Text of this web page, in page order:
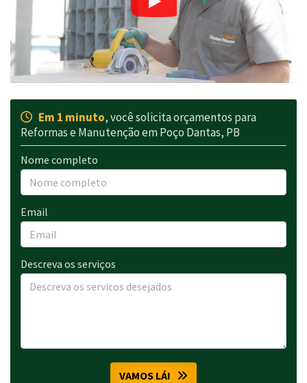
Em 1 minuto, você solicita orçamentos para
Reformas e Manutenção em Poço Dantas, PB
Nome completo
Email
Descreva os serviços
VAMOS LÁ!